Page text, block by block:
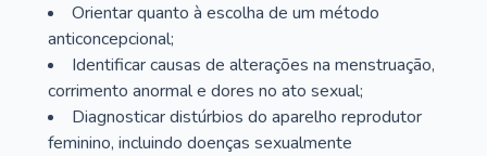
Orientar quanto à escolha de um método
anticoncepcional;
Identificar causas de alterações na menstruação,
corrimento anormal e dores no ato sexual;
Diagnosticar distúrbios do aparelho reprodutor
feminino, incluindo doenças sexualmente